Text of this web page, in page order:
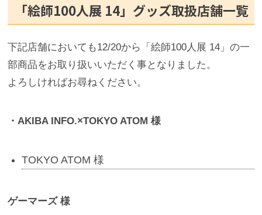
「絵師100人展 14」グッズ取扱店舗一覧
下記店舗においても12/20から「絵師100人展 14」の一
部商品をお取り扱いいただく事となりました。
よろしければお尋ねください。
・AKIBA INFO.×TOKYO ATOM 様
TOKYO ATOM 様
ゲーマーズ 様